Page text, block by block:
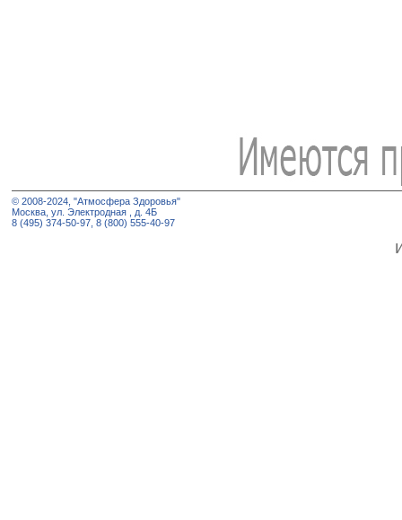
© 2008-2024, "Атмосфера Здоровья"
Москва, ул. Электродная , д. 4Б
8 (495) 374-50-97, 8 (800) 555-40-97